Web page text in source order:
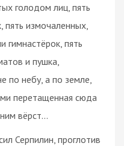
голодом лиц, пять
пять измочаленных,
гимнастёрок, пять
и пушка,
по небу, а по земле,
перетащенная сюда
вёрст…
Серпилин, проглотив